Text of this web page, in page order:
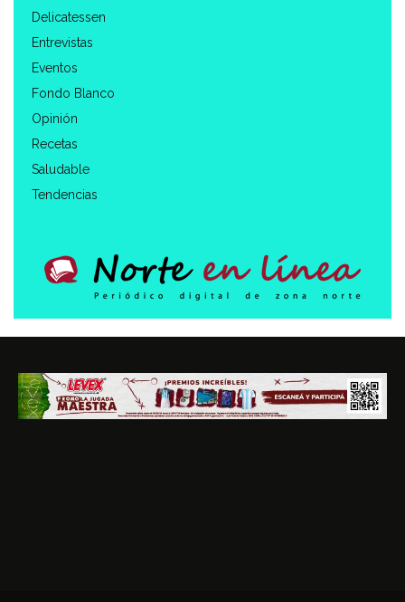
Delicatessen
Entrevistas
Eventos
Fondo Blanco
Opinión
Recetas
Saludable
Tendencias